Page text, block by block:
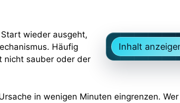
Inhalt
wieder ausgeht,
Häufig
nicht sauber oder der
in wenigen Minuten eingrenzen.